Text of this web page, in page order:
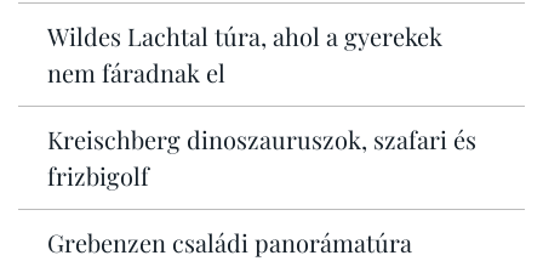
Wildes Lachtal túra, ahol a gyerekek
nem fáradnak el
Kreischberg dinoszauruszok, szafari és
frizbigolf
Grebenzen családi panorámatúra